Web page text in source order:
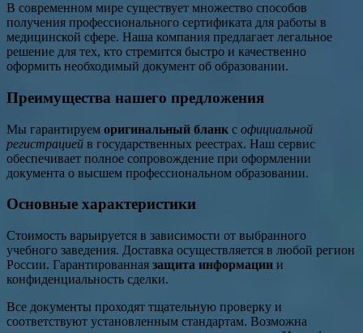
В современном мире существует множество способов
получения профессионального сертификата для работы в
медицинской сфере. Наша компания предлагает легальное
решение для тех, кто стремится быстро и качественно
оформить необходимый документ об образовании.
Преимущества нашего предложения
Мы гарантируем оригинальный бланк с официальной
регистрацией в государственных реестрах. Наш сервис
обеспечивает полное сопровождение при оформлении
документа о высшем профессиональном образовании.
Основные характеристики
Стоимость варьируется в зависимости от выбранного
учебного заведения. Доставка осуществляется в любой регион
России. Гарантированная защита информации и
конфиденциальность сделки.
Все документы проходят тщательную проверку и
соответствуют установленным стандартам. Возможна